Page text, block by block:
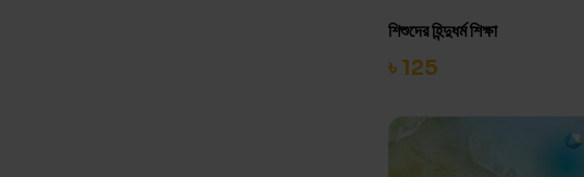
শিশুদের হিন্দুধর্ম শিক্ষা
৳ 125